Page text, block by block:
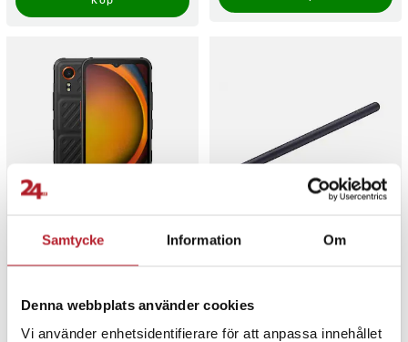
Samtycke Information Om
Denna webbplats använder cookies
Vi använder enhetsidentifierare för att anpassa innehållet
Samsung Galaxy Xcover 7
Pris:3 289 kr
3 289 kr
Varan finns i vårt fjärrlager, förväntas skickas inom 5-7 arbetsdagar
Samsung S Pen för Galaxy
Pris:499 kr
499 kr
Varan finns i vårt fjärrlager,